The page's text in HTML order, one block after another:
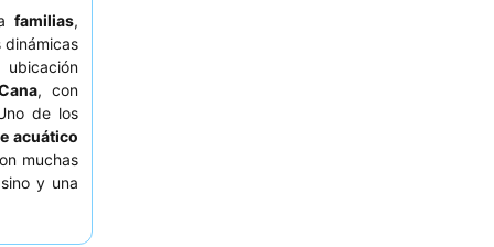
familias,
dinámicas
ubicación
, con
de los
acuático
muchas
y una